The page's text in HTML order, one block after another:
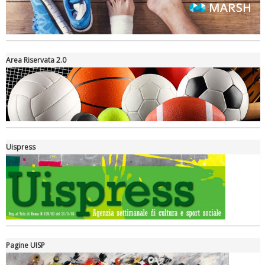
Tiziano Pesce a Radio InBlu2000 traccia il bilancio della stagione
Ddl Lobby, Uisp: “Il Parlamento valorizzi le nostre specificità"
Area Riservata 2.0
Uispress
Pagine UISP